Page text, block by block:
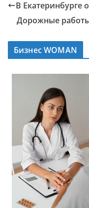
В Екатеринбурге
Дорожные
Бизнес WOMAN